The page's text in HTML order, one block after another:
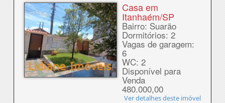
Casa em
Itanhaém/SP
Bairro: Suarão
Dormitórios: 2
Vagas de garagem:
6
WC: 2
Disponível para
Venda
480.000,00
Ver detalhes deste imóvel